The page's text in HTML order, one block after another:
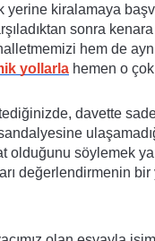
yerine kiralamaya
sonra
hem de
yollarla hemen o
davette
olduğunu söylemek
değerlendirmenin